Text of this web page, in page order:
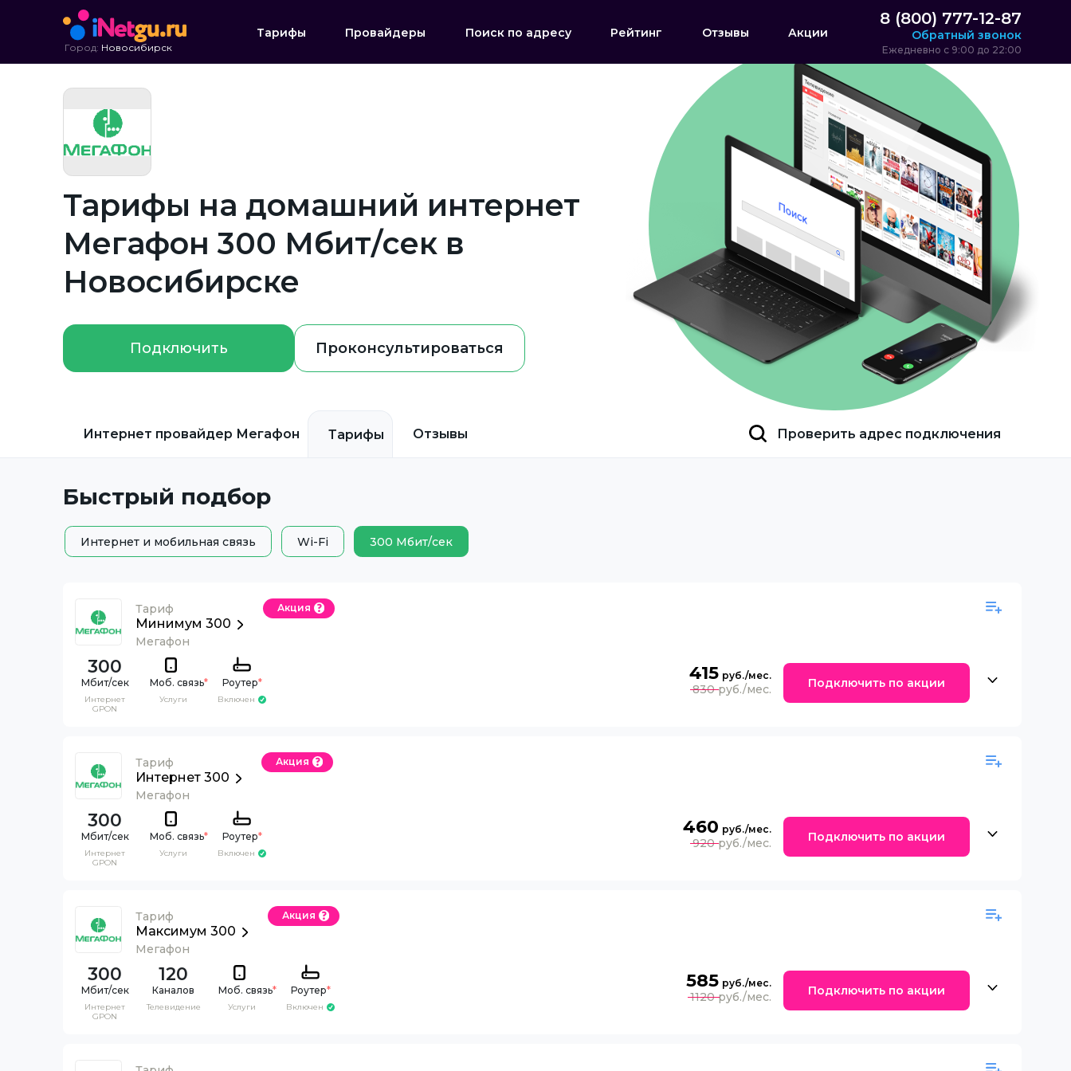
Город: Новосибирск
Тарифы Провайдеры Поиск по адресу Рейтинг Отзывы Акции
8 (800) 777-12-87
Обратный звонок
Ежедневно с 9:00 до 22:00
Тарифы на домашний интернет
Мегафон 300 Мбит/сек в
Новосибирске
Подключить Проконсультироваться
Интернет провайдер Мегафон Тарифы Отзывы Проверить адрес подключения
Быстрый подбор
Интернет и мобильная связь Wi-Fi 300 Мбит/сек
Тариф
Минимум 300
Мегафон
Акция
300
Интернет
GPON
Моб. связь*
Услуги
Роутер*
Включен
415
830 Подключить по акции
Тариф
Интернет 300
Мегафон
Акция
300
Интернет
GPON
Моб. связь*
Услуги
Роутер*
Включен
460
920 Подключить по акции
Тариф
Максимум 300
Мегафон
Акция
300
Интернет
GPON
120
Каналов
Телевидение
Моб. связь*
Услуги
Роутер*
Включен
585
1120 Подключить по акции